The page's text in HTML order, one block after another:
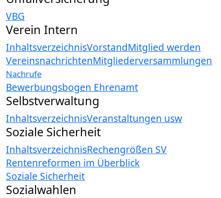
VBG
Verein Intern
InhaltsverzeichnisVorstandMitglied werden
Vereinsnachrichten
Nachrufe
Mitgliederversammlungen
Bewerbungsbogen Ehrenamt
Selbstverwaltung
InhaltsverzeichnisVeranstaltungen usw
Soziale Sicherheit
InhaltsverzeichnisRechengrößen SV
Rentenreformen im Überblick
Soziale Sicherheit
Sozialwahlen